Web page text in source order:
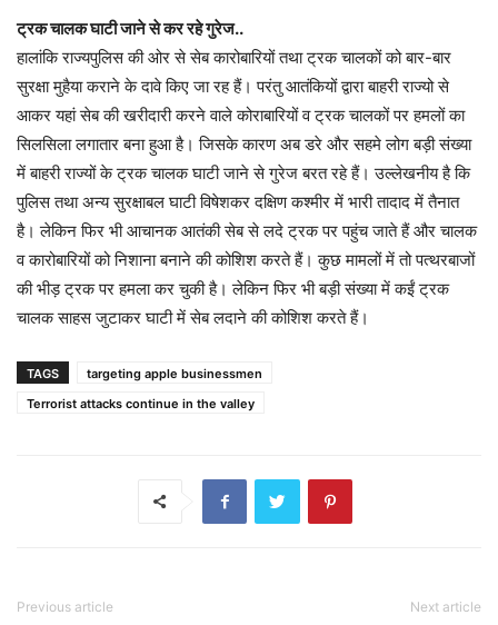
ट्रक चालक घाटी जाने से कर रहे गुरेज..
हालांकि राज्यपुलिस की ओर से सेब कारोबारियों तथा ट्रक चालकों को बार-बार
सुरक्षा मुहैया कराने के दावे किए जा रह हैं। परंतु आतंकियों द्वारा बाहरी राज्यो से
आकर यहां सेब की खरीदारी करने वाले कोराबारियों व ट्रक चालकों पर हमलों का
सिलसिला लगातार बना हुआ है। जिसके कारण अब डरे और सहमे लोग बड़ी संख्या
में बाहरी राज्यों के ट्रक चालक घाटी जाने से गुरेज बरत रहे हैं। उल्लेखनीय है कि
पुलिस तथा अन्य सुरक्षाबल घाटी विषेशकर दक्षिण कश्मीर में भारी तादाद में तैनात
है। लेकिन फिर भी आचानक आतंकी सेब से लदे ट्रक पर पहुंच जाते हैं और चालक
व कारोबारियों को निशाना बनाने की कोशिश करते हैं। कुछ मामलों में तो पत्थरबाजों
की भीड़ ट्रक पर हमला कर चुकी है। लेकिन फिर भी बड़ी संख्या में कईं ट्रक
चालक साहस जुटाकर घाटी में सेब लदाने की कोशिश करते हैं।
TAGS
targeting apple businessmen
Terrorist attacks continue in the valley
Previous article Next article